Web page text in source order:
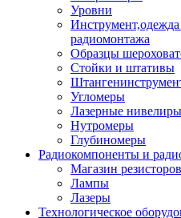
Уровни
радиомонтажа
Образцы
Стойки и штативы
Угломеры
Лазерные нивелиры
Нутромеры
Глубиномеры
Радиокомпоненты и
Магазин резисторов
Лампы
Лазеры
Технологическое